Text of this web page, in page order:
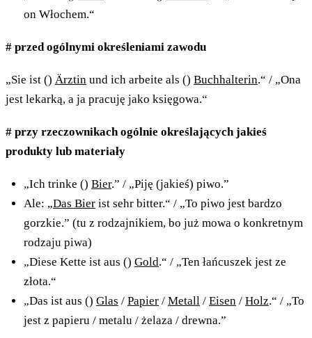
on Włochem.“
# przed ogólnymi określeniami zawodu
„Sie ist () Ärztin und ich arbeite als () Buchhalterin.“ / „Ona
jest lekarką, a ja pracuję jako księgowa.“
# przy rzeczownikach ogólnie określających jakieś
produkty lub materiały
„Ich trinke () Bier.” / „Piję (jakieś) piwo.”
Ale: „Das Bier ist sehr bitter.“ / „To piwo jest bardzo
gorzkie.” (tu z rodzajnikiem, bo już mowa o konkretnym
rodzaju piwa)
„Diese Kette ist aus () Gold.“ / „Ten łańcuszek jest ze
złota.“
„Das ist aus () Glas / Papier / Metall / Eisen / Holz.“ / „To
jest z papieru / metalu / żelaza / drewna.”